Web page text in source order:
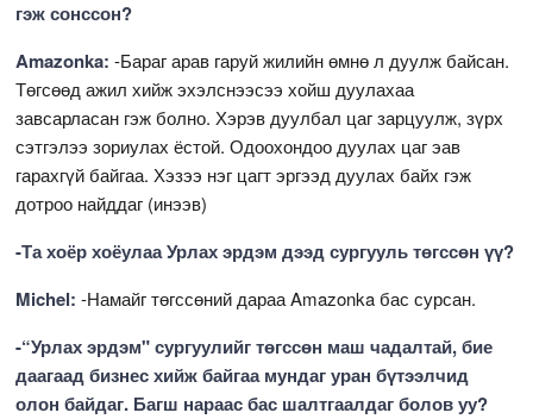
гэж сонссон?
Amazonka: -Бараг арав гаруй жилийн өмнө л дуулж байсан.
Төгсөөд ажил хийж эхэлснээсээ хойш дуулахаа
завсарласан гэж болно. Хэрэв дуулбал цаг зарцуулж, зүрх
сэтгэлээ зориулах ёстой. Одоохондоо дуулах цаг эав
гарахгүй байгаа. Хэзээ нэг цагт эргээд дуулах байх гэж
дотроо найддаг (инээв)
-Та хоёр хоёулаа Урлах эрдэм дээд сургууль төгссөн үү?
Michel: -Намайг төгссөний дараа Amazonka бас сурсан.
-“Урлах эрдэм" сургуулийг төгссөн маш чадалтай, бие
даагаад бизнес хийж байгаа мундаг уран бүтээлчид
олон байдаг. Багш нараас бас шалтгаалдаг болов уу?